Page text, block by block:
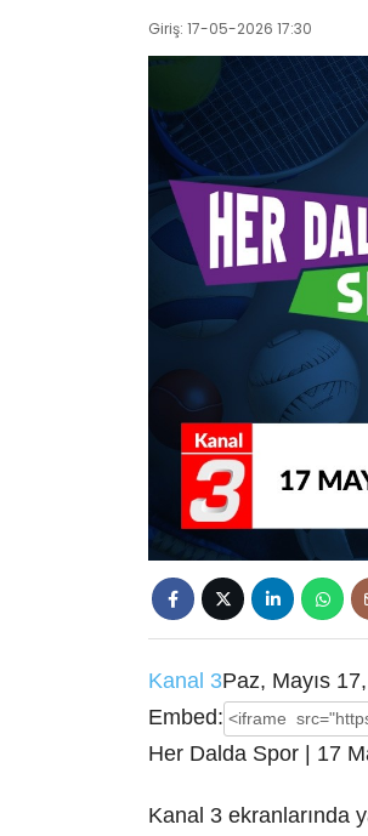
Giriş: 17-05-2026 17:30
Kanal 3Paz, Mayıs
Embed:
Her Dalda Spor | 17
Kanal 3 ekranlarında